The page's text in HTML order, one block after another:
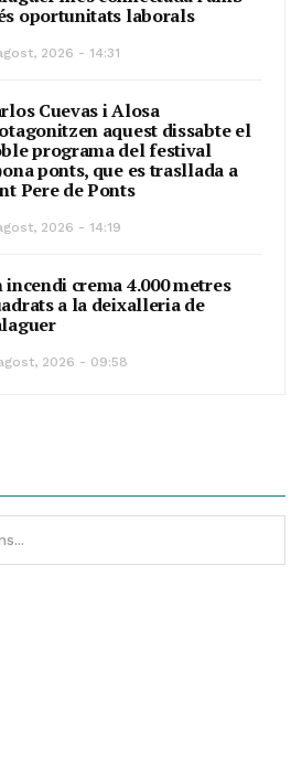
oportunitats laborals
2026 - 14:31
Cuevas i Alosa
aquest dissabte el
programa del festival
ponts, que es trasllada a
Pere de Ponts
2026 - 14:19
incendi crema 4.000 metres
a la deixalleria de
2026 - 09:58